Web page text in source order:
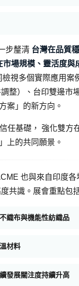
步釐清 台灣在品質
市場規模、靈活度與
視多個實際應用案
整）、台印雙邊市
案」的新方向。
任基礎， 強化雙方
上的共同願景。
也與來自印度各
共識。展會重點包
織布與機能性紡織品
材料
發展關注度持續升高